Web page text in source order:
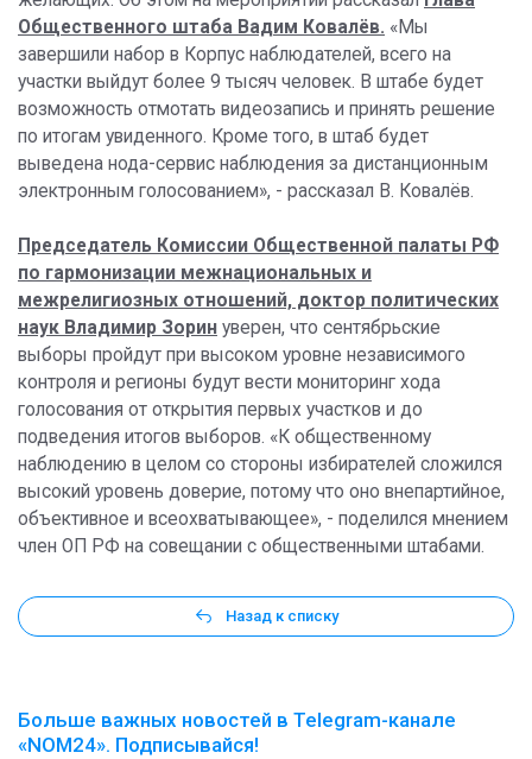
Общественного штаба Вадим Ковалёв. «Мы
завершили набор в Корпус наблюдателей, всего на
участки выйдут более 9 тысяч человек. В штабе будет
возможность отмотать видеозапись и принять решение
по итогам увиденного. Кроме того, в штаб будет
выведена нода-сервис наблюдения за дистанционным
электронным голосованием», - рассказал В. Ковалёв.
Председатель Комиссии Общественной палаты РФ
по гармонизации межнациональных и
межрелигиозных отношений, доктор политических
наук Владимир Зорин уверен, что сентябрьские
выборы пройдут при высоком уровне независимого
контроля и регионы будут вести мониторинг хода
голосования от открытия первых участков и до
подведения итогов выборов. «К общественному
наблюдению в целом со стороны избирателей сложился
высокий уровень доверие, потому что оно внепартийное,
объективное и всеохватывающее», - поделился мнением
член ОП РФ на совещании с общественными штабами.
Назад к списку
Больше важных новостей в Telegram-канале
«NOM24». Подписывайся!